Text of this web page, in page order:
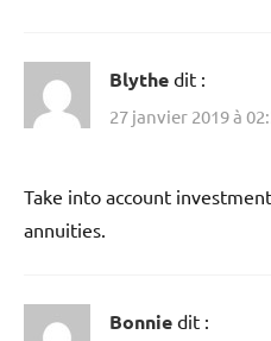
Blythe dit :
27 janvier 2019 à
Take into account
annuities.
Bonnie dit :